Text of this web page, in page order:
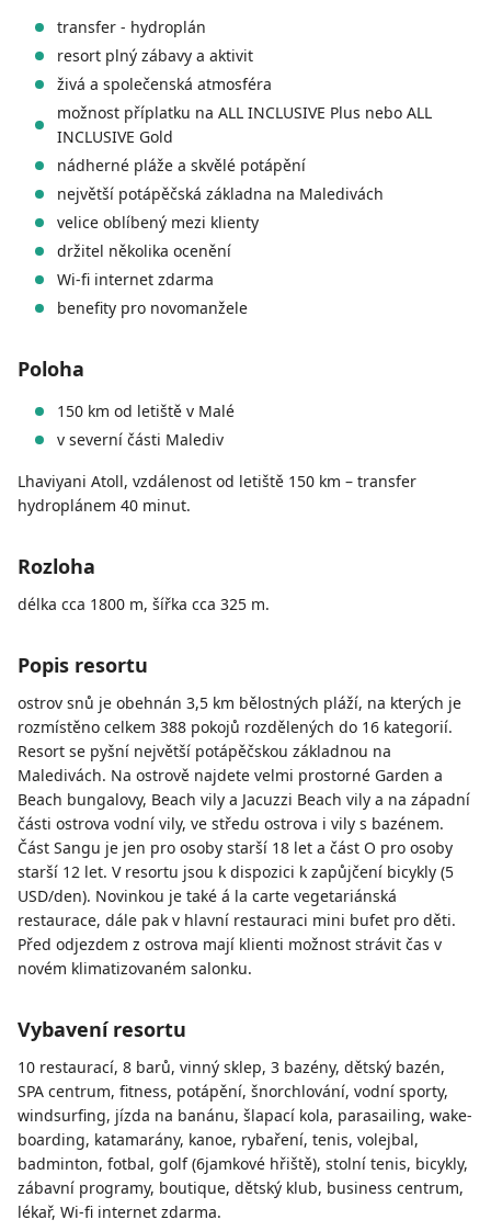
transfer - hydroplán
resort plný zábavy a aktivit
živá a společenská atmosféra
možnost příplatku na ALL INCLUSIVE Plus nebo ALL
INCLUSIVE Gold
nádherné pláže a skvělé potápění
největší potápěčská základna na Maledivách
velice oblíbený mezi klienty
držitel několika ocenění
Wi-fi internet zdarma
benefity pro novomanžele
Poloha
150 km od letiště v Malé
v severní části Malediv
Lhaviyani Atoll, vzdálenost od letiště 150 km – transfer
hydroplánem 40 minut.
Rozloha
délka cca 1800 m, šířka cca 325 m.
Popis resortu
ostrov snů je obehnán 3,5 km bělostných pláží, na kterých je
rozmístěno celkem 388 pokojů rozdělených do 16 kategorií.
Resort se pyšní největší potápěčskou základnou na
Maledivách. Na ostrově najdete velmi prostorné Garden a
Beach bungalovy, Beach vily a Jacuzzi Beach vily a na západní
části ostrova vodní vily, ve středu ostrova i vily s bazénem.
Část Sangu je jen pro osoby starší 18 let a část O pro osoby
starší 12 let. V resortu jsou k dispozici k zapůjčení bicykly (5
USD/den). Novinkou je také á la carte vegetariánská
restaurace, dále pak v hlavní restauraci mini bufet pro děti.
Před odjezdem z ostrova mají klienti možnost strávit čas v
novém klimatizovaném salonku.
Vybavení resortu
10 restaurací, 8 barů, vinný sklep, 3 bazény, dětský bazén,
SPA centrum, fitness, potápění, šnorchlování, vodní sporty,
windsurfing, jízda na banánu, šlapací kola, parasailing, wake-
boarding, katamarány, kanoe, rybaření, tenis, volejbal,
badminton, fotbal, golf (6jamkové hřiště), stolní tenis, bicykly,
zábavní programy, boutique, dětský klub, business centrum,
lékař, Wi-fi internet zdarma.